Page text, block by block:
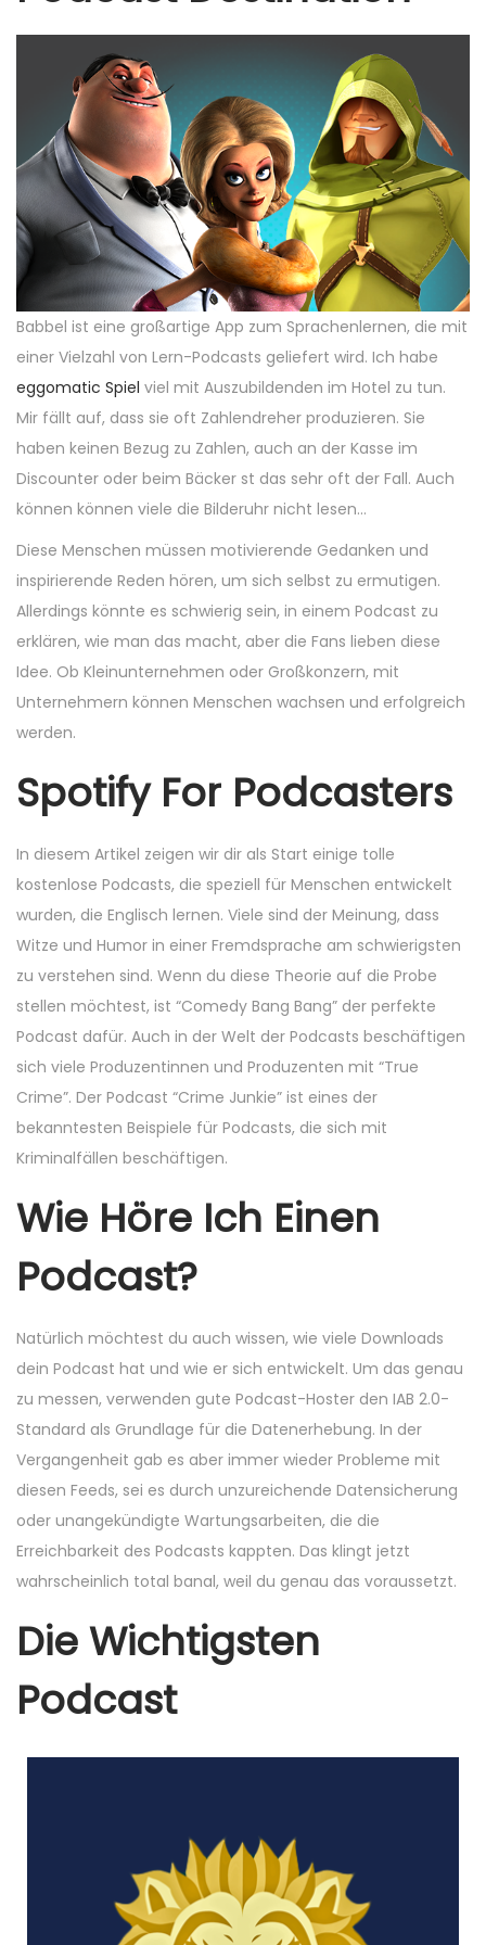
Babbel ist eine großartige App zum Sprachenlernen, die mit
einer Vielzahl von Lern-Podcasts geliefert wird. Ich habe
eggomatic Spiel viel mit Auszubildenden im Hotel zu tun.
Mir fällt auf, dass sie oft Zahlendreher produzieren. Sie
haben keinen Bezug zu Zahlen, auch an der Kasse im
Discounter oder beim Bäcker st das sehr oft der Fall. Auch
können können viele die Bilderuhr nicht lesen…
Diese Menschen müssen motivierende Gedanken und
inspirierende Reden hören, um sich selbst zu ermutigen.
Allerdings könnte es schwierig sein, in einem Podcast zu
erklären, wie man das macht, aber die Fans lieben diese
Idee. Ob Kleinunternehmen oder Großkonzern, mit
Unternehmern können Menschen wachsen und erfolgreich
werden.
Spotify For Podcasters
In diesem Artikel zeigen wir dir als Start einige tolle
kostenlose Podcasts, die speziell für Menschen entwickelt
wurden, die Englisch lernen. Viele sind der Meinung, dass
Witze und Humor in einer Fremdsprache am schwierigsten
zu verstehen sind. Wenn du diese Theorie auf die Probe
stellen möchtest, ist “Comedy Bang Bang” der perfekte
Podcast dafür. Auch in der Welt der Podcasts beschäftigen
sich viele Produzentinnen und Produzenten mit “True
Crime”. Der Podcast “Crime Junkie” ist eines der
bekanntesten Beispiele für Podcasts, die sich mit
Kriminalfällen beschäftigen.
Wie Höre Ich Einen
Podcast?
Natürlich möchtest du auch wissen, wie viele Downloads
dein Podcast hat und wie er sich entwickelt. Um das genau
zu messen, verwenden gute Podcast-Hoster den IAB 2.0-
Standard als Grundlage für die Datenerhebung. In der
Vergangenheit gab es aber immer wieder Probleme mit
diesen Feeds, sei es durch unzureichende Datensicherung
oder unangekündigte Wartungsarbeiten, die die
Erreichbarkeit des Podcasts kappten. Das klingt jetzt
wahrscheinlich total banal, weil du genau das voraussetzt.
Die Wichtigsten
Podcast